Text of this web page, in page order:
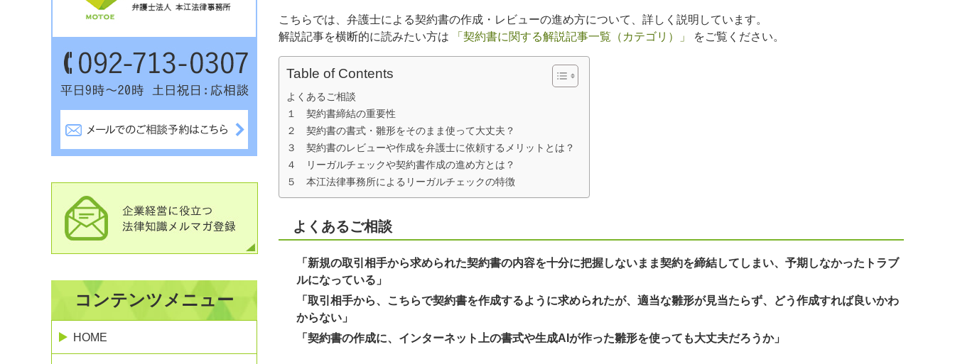
こちらでは、弁護士による契約書の作成・レビューの進め方について、詳しく説明しています。
解説記事を横断的に読みたい方は
「契約書に関する解説記事一覧（カテゴリ）」 をご覧ください。
Table of Contents
よくあるご相談
１ 契約書締結の重要性
２ 契約書の書式・雛形をそのまま使って大丈夫？
３ 契約書のレビューや作成を弁護士に依頼するメリットとは？
４ リーガルチェックや契約書作成の進め方とは？
５ 本江法律事務所によるリーガルチェックの特徴
よくあるご相談
「新規の取引相手から求められた契約書の内容を十分に把握しないまま契約を締結してしまい、予期しなかったトラブ
ルになっている」
「取引相手から、こちらで契約書を作成するように求められたが、適当な雛形が見当たらず、どう作成すれば良いかわ
からない」
「契約書の作成に、インターネット上の書式や生成AIが作った雛形を使っても大丈夫だろうか」
コンテンツメニュー
HOME